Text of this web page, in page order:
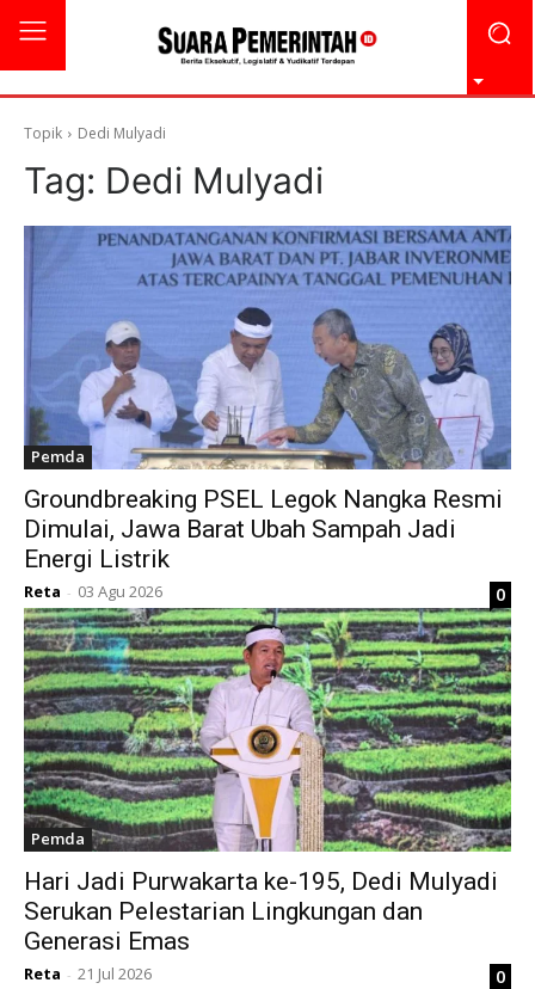
Topik Dedi Mulyadi
Tag: Dedi Mulyadi
Pemda
Groundbreaking PSEL Legok Nangka Resmi
Dimulai, Jawa Barat Ubah Sampah Jadi
Energi Listrik
Reta - 03 Agu 2026 0
Pemda
Hari Jadi Purwakarta ke-195, Dedi Mulyadi
Serukan Pelestarian Lingkungan dan
Generasi Emas
Reta - 21 Jul 2026 0